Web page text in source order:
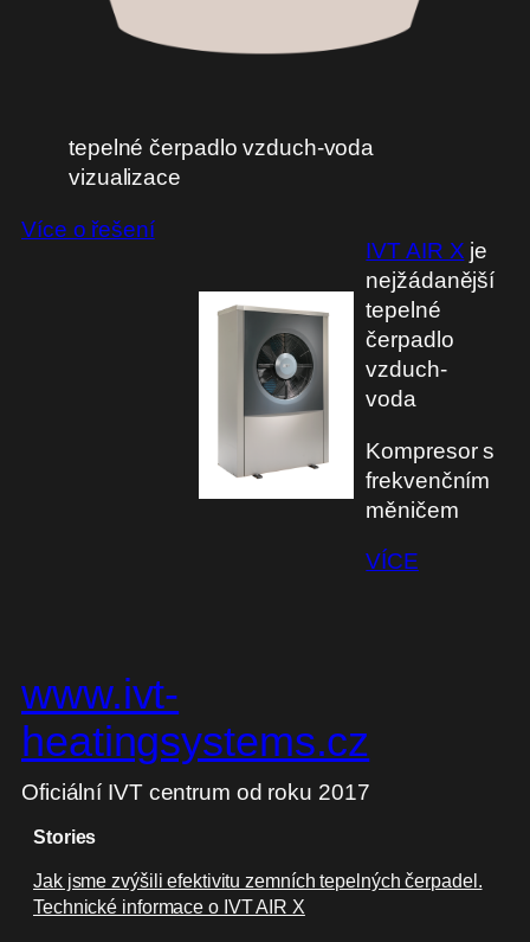
tepelné čerpadlo vzduch-voda
vizualizace
Více o řešení
IVT AIR X je
nejžádanější
tepelné
čerpadlo
vzduch-
voda
Kompresor s
frekvenčním
měničem
VÍCE
www.ivt-
heatingsystems.cz
Oficiální IVT centrum od roku 2017
Stories
Jak jsme zvýšili efektivitu zemních tepelných čerpadel.
Technické informace o IVT AIR X